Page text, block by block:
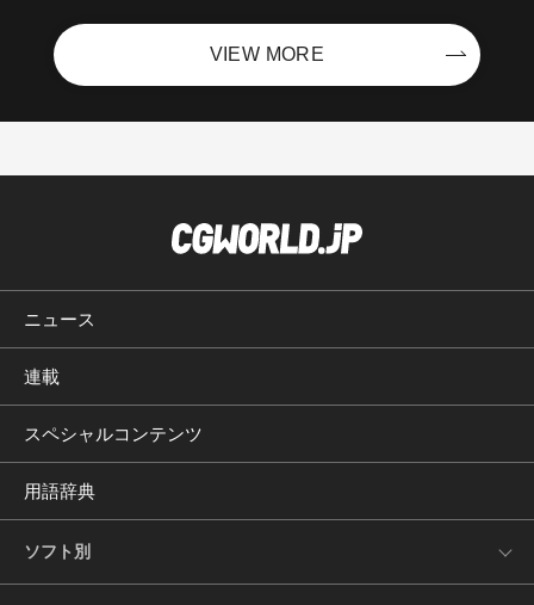
VIEW MORE
ニュース
連載
スペシャルコンテンツ
用語辞典
ソフト別